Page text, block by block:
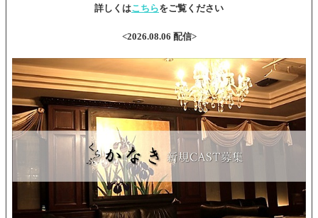
詳しくはこちらをご覧ください
<2026.08.06 配信>